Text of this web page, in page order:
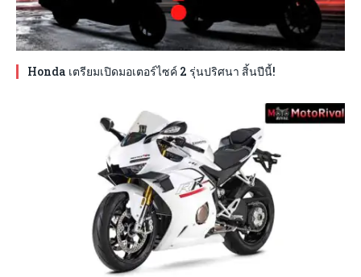
Honda เตรียมเปิดมอเตอร์ไซค์ 2 รุ่นปริศนา สิ้นปีนี้!